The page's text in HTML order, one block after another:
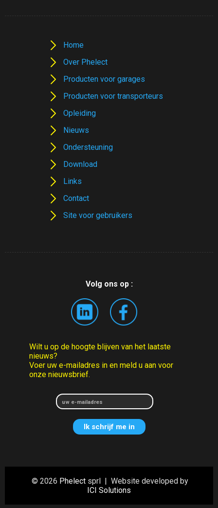
Home
Over Phelect
Producten voor garages
Producten voor transporteurs
Opleiding
Nieuws
Ondersteuning
Download
Links
Contact
Site voor gebruikers
Volg ons op :
Wilt u op de hoogte blijven van het laatste
nieuws?
Voer uw e-mailadres in en meld u aan voor
onze nieuwsbrief.
© 2026 Phelect sprl | Website developed by
ICI Solutions